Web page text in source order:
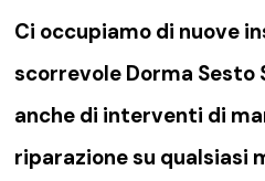
Ci occupiamo di nuove
scorrevole Dorma Sesto
anche di interventi di
riparazione su qualsiasi